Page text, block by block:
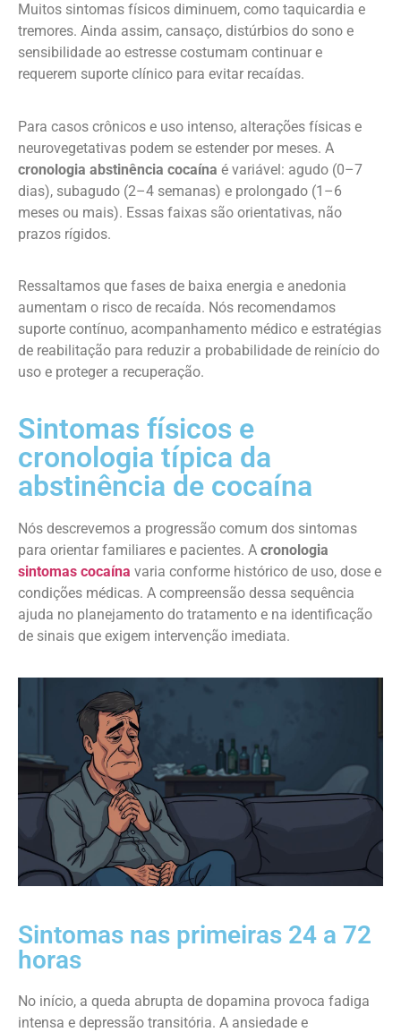
Muitos sintomas físicos diminuem, como taquicardia e
tremores. Ainda assim, cansaço, distúrbios do sono e
sensibilidade ao estresse costumam continuar e
requerem suporte clínico para evitar recaídas.
Para casos crônicos e uso intenso, alterações físicas e
neurovegetativas podem se estender por meses. A
cronologia abstinência cocaína é variável: agudo (0–7
dias), subagudo (2–4 semanas) e prolongado (1–6
meses ou mais). Essas faixas são orientativas, não
prazos rígidos.
Ressaltamos que fases de baixa energia e anedonia
aumentam o risco de recaída. Nós recomendamos
suporte contínuo, acompanhamento médico e estratégias
de reabilitação para reduzir a probabilidade de reinício do
uso e proteger a recuperação.
Sintomas físicos e
cronologia típica da
abstinência de cocaína
Nós descrevemos a progressão comum dos sintomas
para orientar familiares e pacientes. A cronologia
sintomas cocaína varia conforme histórico de uso, dose e
condições médicas. A compreensão dessa sequência
ajuda no planejamento do tratamento e na identificação
de sinais que exigem intervenção imediata.
Sintomas nas primeiras 24 a 72
horas
No início, a queda abrupta de dopamina provoca fadiga
intensa e depressão transitória. A ansiedade e